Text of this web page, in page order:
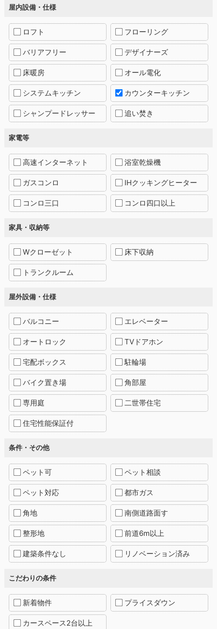
屋内設備・仕様
ロフト フローリング
バリアフリー デザイナーズ
床暖房 オール電化
システムキッチン カウンターキッチン
シャンプードレッサー 追い焚き
家電等
高速インターネット 浴室乾燥機
ガスコンロ IHクッキングヒーター
コンロ三口 コンロ四口以上
家具・収納等
Wクローゼット 床下収納
トランクルーム
屋外設備・仕様
バルコニー エレベーター
オートロック TVドアホン
宅配ボックス 駐輪場
バイク置き場 角部屋
専用庭 二世帯住宅
住宅性能保証付
条件・その他
ペット可 ペット相談
ペット対応 都市ガス
角地 南側道路面す
整形地 前道6m以上
建築条件なし リノベーション済み
こだわりの条件
新着物件 プライスダウン
カースペース2台以上